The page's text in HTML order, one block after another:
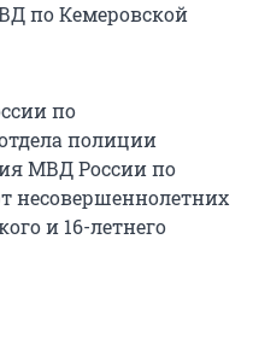
по Кемеровской
по
полиции
МВД России по
несовершеннолетних
и 16-летнего